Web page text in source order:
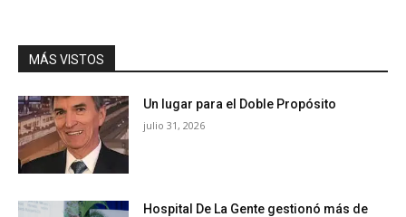
MÁS VISTOS
Un lugar para el Doble Propósito
julio 31, 2026
Hospital De La Gente gestionó más de